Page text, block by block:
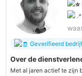
Geverifieerd bedrijf
Over de
Met al jaren actief te zijn